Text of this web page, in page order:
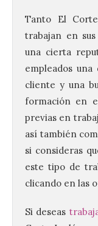
Tanto El
trabajan en
una cierta
empleados
cliente y una
formación en
previas en
así también
si consideras
este tipo de
clicando en las
Si deseas